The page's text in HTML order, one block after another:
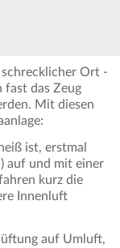
Ort -
fast das Zeug
Mit diesen
ist, erstmal
auf und mit einer
kurz die
Innenluft
auf Umluft,